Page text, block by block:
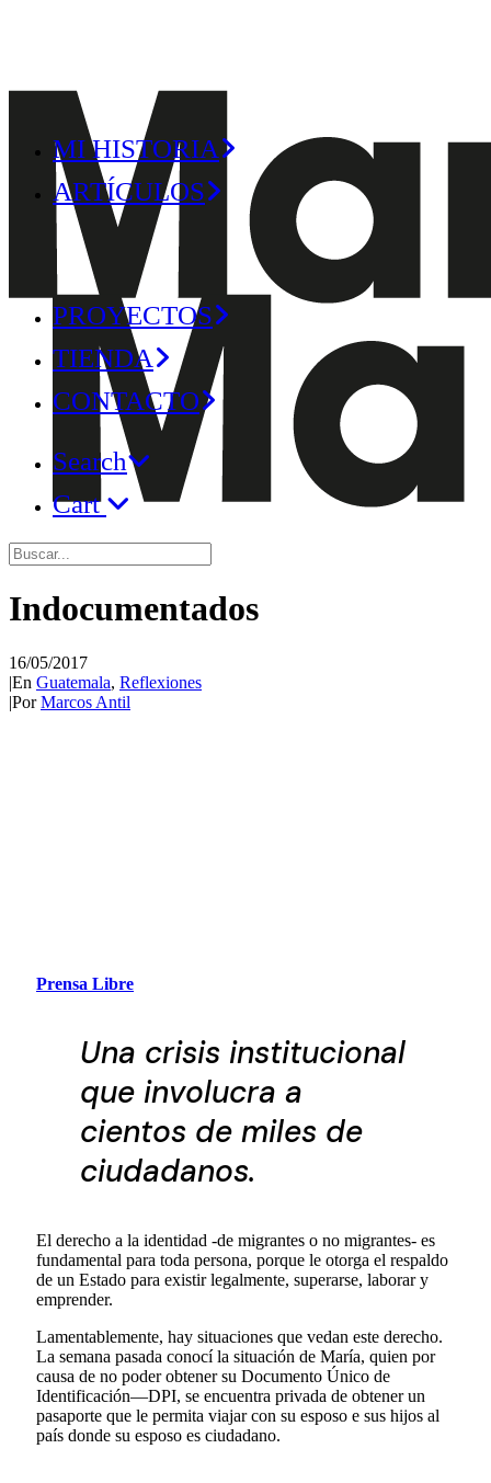
MI HISTORIA
ARTÍCULOS
PROYECTOS
TIENDA
CONTACTO
Search
Cart
Indocumentados
16/05/2017
|En Guatemala, Reflexiones
|PorMarcos Antil
Prensa Libre
Una crisis institucional
que involucra a
cientos de miles de
ciudadanos.
El derecho a la identidad -de migrantes o no migrantes- es
fundamental para toda persona, porque le otorga el respaldo
de un Estado para existir legalmente, superarse, laborar y
emprender.
Lamentablemente, hay situaciones que vedan este derecho.
La semana pasada conocí la situación de María, quien por
causa de no poder obtener su Documento Único de
Identificación—DPI, se encuentra privada de obtener un
pasaporte que le permita viajar con su esposo e sus hijos al
país donde su esposo es ciudadano.